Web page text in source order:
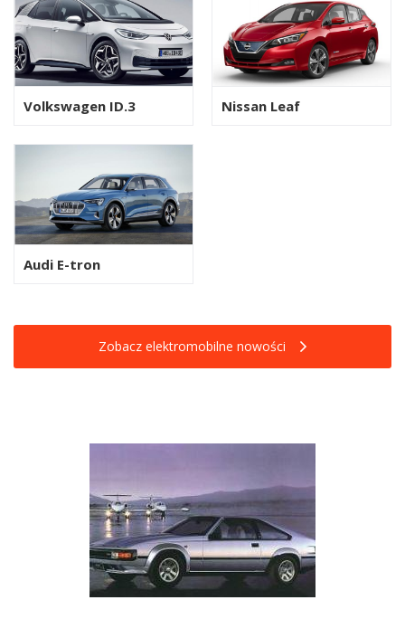
Volkswagen ID.3 Nissan Leaf
Audi E-tron
Zobacz elektromobilne nowości